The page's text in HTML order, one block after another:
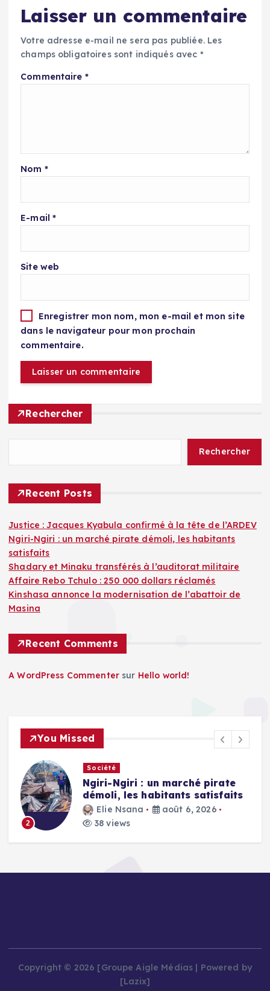
Laisser un commentaire
Votre adresse e-mail ne sera pas publiée. Les
champs obligatoires sont indiqués avec *
Commentaire *
Nom *
E-mail*
Site web
Enregistrer mon nom, mon e-mail et mon site
dans le navigateur pour mon prochain
commentaire.
Rechercher
Rechercher
Recent Posts
Justice : Jacques Kyabula confirmé à la tête de l’ARDEV
Ngiri-Ngiri : un marché pirate démoli, les habitants
satisfaits
Shadary et Minaku transférés à l’auditorat militaire
Affaire Rebo Tchulo : 250 000 dollars réclamés
Kinshasa annonce la modernisation de l’abattoir de
Masina
Recent Comments
A WordPress Commenter sur Hello world!
You Missed
2
Société
Ngiri-Ngiri : un marché pirate
démoli, les habitants satisfaits
Elie Nsana
août 6, 2026
38 views
Copyright © 2026 [Groupe Aigle Médias | Powered by
[Lazix]